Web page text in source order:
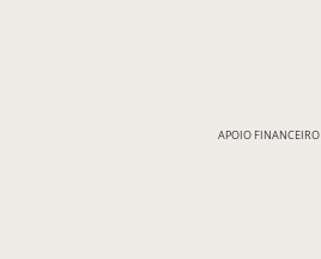
APOIO FINANCEIRO